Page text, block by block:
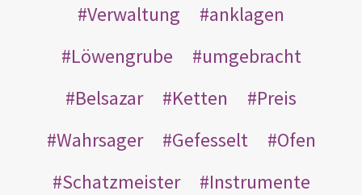
Verwaltung
anklagen
Löwengrube
umgebracht
Belsazar
Ketten
Preis
Wahrsager
Gefesselt
Ofen
Schatzmeister
Instrumente